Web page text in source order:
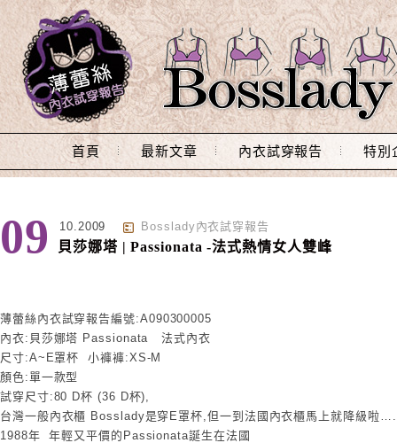
Main Menu
首頁 最新文章 內衣試穿報告 特別
09 10.2009 Bosslady內衣試穿報告
貝莎娜塔 | Passionata -法式熱情女人雙峰
薄蕾絲內衣試穿報告編號:A090300005
內衣:貝莎娜塔 Passionata 法式內衣
尺寸:A~E罩杯 小褲褲:XS-M
顏色:單一款型
試穿尺寸:80 D杯 (36 D杯),
台灣一般內衣櫃 Bosslady是穿E罩杯,但一到法國內衣櫃馬上就降級啦
1988年 年輕又平價的Passionata誕生在法國